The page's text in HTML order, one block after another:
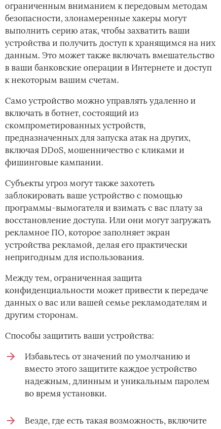
ограниченным вниманием к передовым методам
безопасности, злонамеренные хакеры могут
выполнить серию атак, чтобы захватить ваши
устройства и получить доступ к хранящимся на них
данным. Это может также включать вмешательство
в ваши банковские операции в Интернете и доступ
к некоторым вашим счетам.
Само устройство можно управлять удаленно и
включать в ботнет, состоящий из
скомпрометированных устройств,
предназначенных для запуска атак на других,
включая DDoS, мошенничество с кликами и
фишинговые кампании.
Субъекты угроз могут также захотеть
заблокировать ваше устройство с помощью
программы-вымогателя и взимать с вас плату за
восстановление доступа. Или они могут загружать
рекламное ПО, которое заполняет экран
устройства рекламой, делая его практически
непригодным для использования.
Между тем, ограниченная защита
конфиденциальности может привести к передаче
данных о вас или вашей семье рекламодателям и
другим сторонам.
Способы защитить ваши устройства:
Избавьтесь от значений по умолчанию и
вместо этого защитите каждое устройство
надежным, длинным и уникальным паролем
во время установки.
Везде, где есть такая возможность, включите